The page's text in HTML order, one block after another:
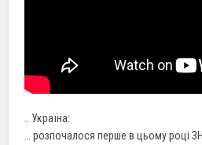
.. Україна:
… розпочалося перше в цьому році